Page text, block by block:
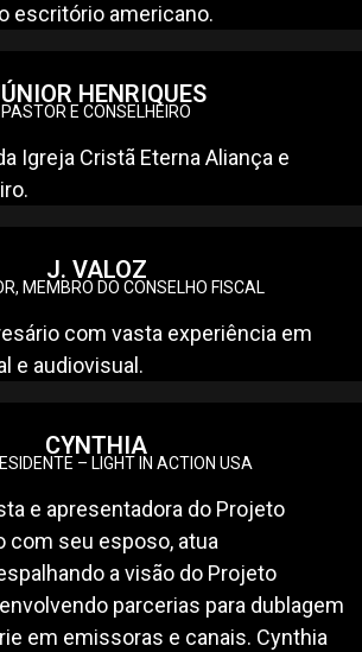
escritório americano.
HENRIQUES
PASTOR E CONSELHEIRO
Igreja Cristã Eterna Aliança e
J. VALOZ
MEMBRO DO CONSELHO FISCAL
com vasta experiência em
e audiovisual.
CYNTHIA
– LIGHT IN ACTION USA
e apresentadora do Projeto
com seu esposo, atua
a visão do Projeto
parcerias para dublagem
em emissoras e canais. Cynthia